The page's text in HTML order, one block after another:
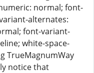
normal; font-
alternates:
font-variant-
white-space-
TrueMagnumWay
notice that